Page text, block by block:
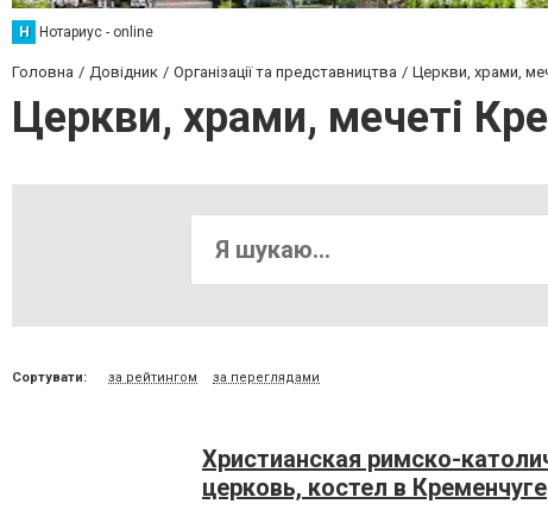
Н Нотариус - online
Головна Довідник Організації та представництва Церкви, храми,
Церкви, храми, мечеті
Сортувати: за рейтингом за переглядами
Христианская римско-
церковь, костел в Кременчуге